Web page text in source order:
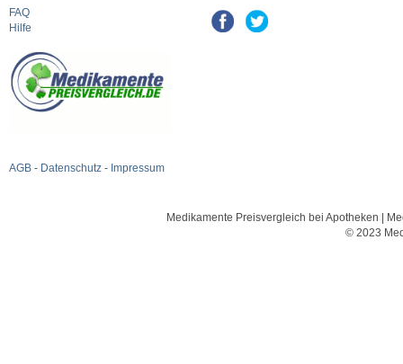
FAQ
Hilfe
AGB - Datenschutz - Impressum
Medikamente Preisvergleich bei Apotheken |
© 2023